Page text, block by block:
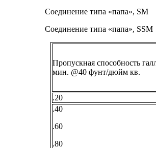
Соединение типа «папа», SM
Соединение типа «папа», SSM
Пропускная способность
мин. @40 фунт/дюйм кв.
.20
.40
.60
.80